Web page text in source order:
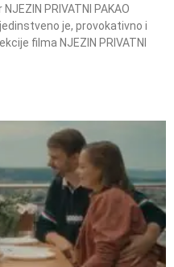
PRIVATNI PAKAO
je, provokativno i
filma NJEZIN PRIVATNI